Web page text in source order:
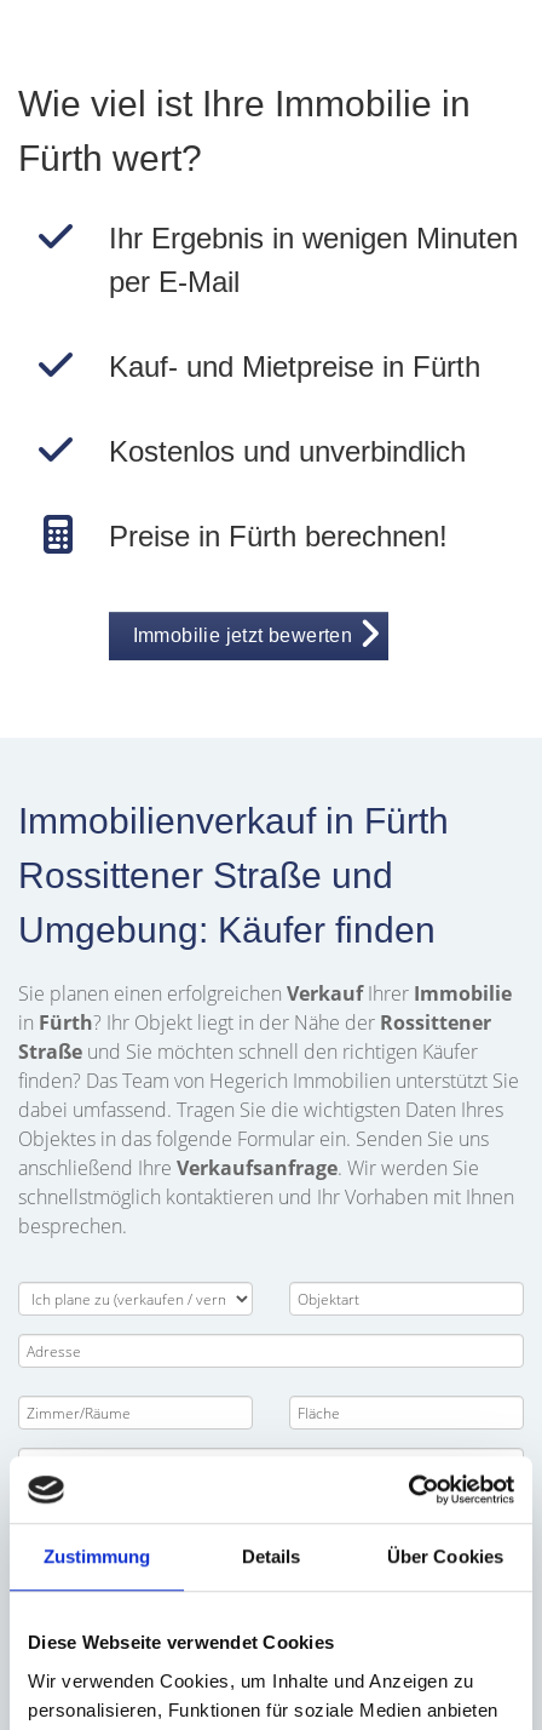
Zustimmung Details Über Cookies
Diese Webseite verwendet Cookies
Wir verwenden Cookies, um Inhalte und Anzeigen zu
personalisieren, Funktionen für soziale Medien anbieten
Wie viel ist Ihre Immobilie in
Fürth wert?
Ihr Ergebnis in wenigen Minuten
per E-Mail
Kauf- und Mietpreise in Fürth
Kostenlos und unverbindlich
Preise in Fürth berechnen!
Immobilie jetzt bewerten
Immobilienverkauf in Fürth
Rossittener Straße und
Umgebung: Käufer finden
Sie planen einen erfolgreichen VerkaufIhrer Immobilie
in Fürth? Ihr Objekt liegt in der Nähe der Rossittener
Straße und Sie möchten schnell den richtigen Käufer
finden? Das Team von Hegerich Immobilien unterstützt Sie
dabei umfassend. Tragen Sie die wichtigsten Daten Ihres
Objektes in das folgende Formular ein. Senden Sie uns
anschließend Ihre Verkaufsanfrage. Wir werden Sie
schnellstmöglich kontaktieren und Ihr Vorhaben mit Ihnen
besprechen.